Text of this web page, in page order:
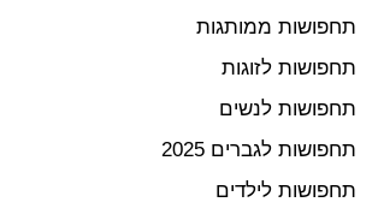
תחפושות ממותגות
תחפושות לזוגות
תחפושות לנשים
תחפושות לגברים 2025
תחפושות לילדים